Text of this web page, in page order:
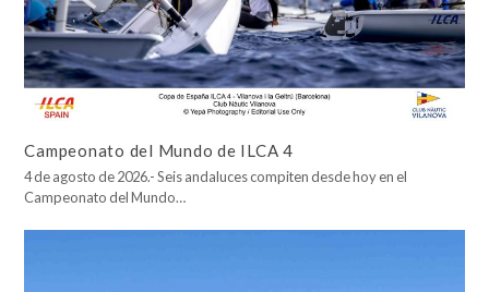
Campeonato del Mundo de ILCA 4
4 de agosto de 2026.- Seis andaluces compiten desde hoy en el
Campeonato del Mundo…